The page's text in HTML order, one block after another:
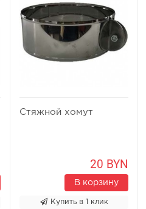
Стяжной хомут
20 BYN
В корзину
Купить в 1 клик